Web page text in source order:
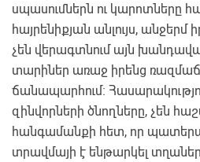
սպասումներն ու կարոտները
հայրենիքյան անլույս,
չեն վերագտնում այն
տարիներ առաջ իրենց
ճանապարհում։
զինվորների ծնողները, չեն
հանգամանքի հետ, որ
տրավմայի է ենթարկել